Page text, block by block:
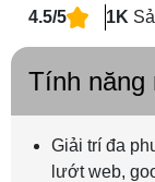
4.5/5 1K
Tính năng
Giải trí đa
lướt web,